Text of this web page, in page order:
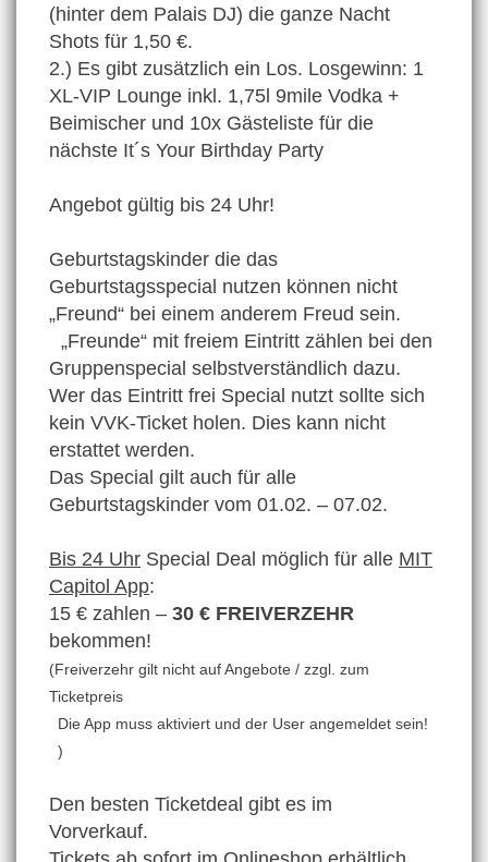
(hinter dem Palais DJ) die ganze Nacht
Shots für 1,50 €.
2.) Es gibt zusätzlich ein Los. Losgewinn: 1
XL-VIP Lounge inkl. 1,75l 9mile Vodka +
Beimischer und 10x Gästeliste für die
nächste It´s Your Birthday Party
Angebot gültig bis 24 Uhr!
Geburtstagskinder die das
Geburtstagsspecial nutzen können nicht
„Freund“ bei einem anderem Freud sein.
„Freunde“ mit freiem Eintritt zählen bei den
Gruppenspecial selbstverständlich dazu.
Wer das Eintritt frei Special nutzt sollte sich
kein VVK-Ticket holen. Dies kann nicht
erstattet werden.
Das Special gilt auch für alle
Geburtstagskinder vom 01.02. – 07.02.
Bis 24 Uhr Special Deal möglich für alle MIT
Capitol App:
15 € zahlen – 30 € FREIVERZEHR
bekommen!
(Freiverzehr gilt nicht auf Angebote / zzgl. zum
Ticketpreis
Die App muss aktiviert und der User angemeldet sein!
)
Den besten Ticketdeal gibt es im
Vorverkauf.